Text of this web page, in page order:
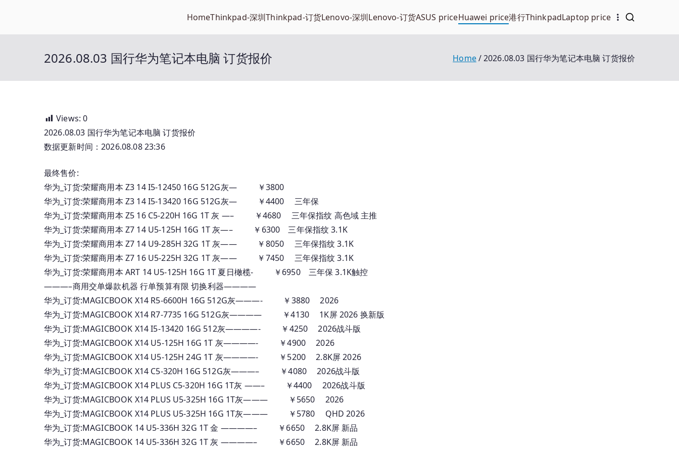
HomeThinkpad-深圳Thinkpad-订货Lenovo-深圳Lenovo-订货ASUS priceHuawei price港行ThinkpadLaptop price
2026.08.03 国行华为笔记本电脑 订货报价 Home 2026.08.03 国行华为笔记本电脑 订货报价
Views: 0
2026.08.03 国行华为笔记本电脑 订货报价
数据更新时间：2026.08.08 23:36
最终售价:
华为_订货:荣耀商用本 Z3 14 I5-12450 16G 512G灰— ￥3800
华为_订货:荣耀商用本 Z3 14 I5-13420 16G 512G灰— ￥4400 三年保
华为_订货:荣耀商用本 Z5 16 C5-220H 16G 1T 灰 —– ￥4680 三年保指纹 高色域 主推
华为_订货:荣耀商用本 Z7 14 U5-125H 16G 1T 灰—– ￥6300 三年保指纹 3.1K
华为_订货:荣耀商用本 Z7 14 U9-285H 32G 1T 灰—— ￥8050 三年保指纹 3.1K
华为_订货:荣耀商用本 Z7 16 U5-225H 32G 1T 灰—— ￥7450 三年保指纹 3.1K
华为_订货:荣耀商用本 ART 14 U5-125H 16G 1T 夏日橄榄- ￥6950 三年保 3.1K触控
———–商用交单爆款机器 行单预算有限 切换利器————
华为_订货:MAGICBOOK X14 R5-6600H 16G 512G灰———- ￥3880 2026
华为_订货:MAGICBOOK X14 R7-7735 16G 512G灰———— ￥4130 1K屏 2026 换新版
华为_订货:MAGICBOOK X14 I5-13420 16G 512灰————- ￥4250 2026战斗版
华为_订货:MAGICBOOK X14 U5-125H 16G 1T 灰————- ￥4900 2026
华为_订货:MAGICBOOK X14 U5-125H 24G 1T 灰————- ￥5200 2.8K屏 2026
华为_订货:MAGICBOOK X14 C5-320H 16G 512G灰———– ￥4080 2026战斗版
华为_订货:MAGICBOOK X14 PLUS C5-320H 16G 1T灰 ——– ￥4400 2026战斗版
华为_订货:MAGICBOOK X14 PLUS U5-325H 16G 1T灰——— ￥5650 2026
华为_订货:MAGICBOOK X14 PLUS U5-325H 16G 1T灰——— ￥5780 QHD 2026
华为_订货:MAGICBOOK 14 U5-336H 32G 1T 金 ————– ￥6650 2.8K屏 新品
华为_订货:MAGICBOOK 14 U5-336H 32G 1T 灰 ————– ￥6650 2.8K屏 新品